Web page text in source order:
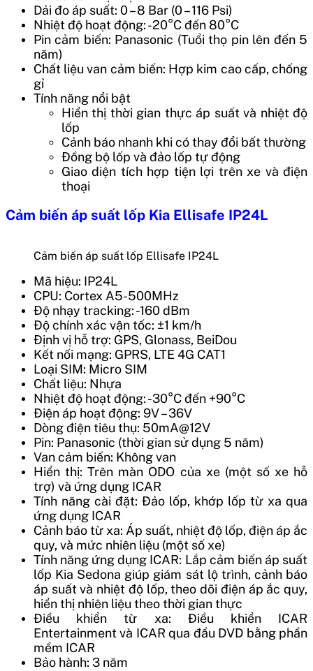
Dải đo áp suất: 0 – 8 Bar (0 – 116 Psi)
Nhiệt độ hoạt động: -20°C đến 80°C
Pin cảm biến: Panasonic (Tuổi thọ pin lên đến 5
năm)
Chất liệu van cảm biến: Hợp kim cao cấp, chống
gỉ
Tính năng nổi bật
Hiển thị thời gian thực áp suất và nhiệt độ
lốp
Cảnh báo nhanh khi có thay đổi bất thường
Đồng bộ lốp và đảo lốp tự động
Giao diện tích hợp tiện lợi trên xe và điện
thoại
Cảm biến áp suất lốp Kia Ellisafe IP24L
Cảm biến áp suất lốp Ellisafe IP24L
Mã hiệu: IP24L
CPU: Cortex A5-500MHz
Độ nhạy tracking: -160 dBm
Độ chính xác vận tốc: ±1 km/h
Định vị hỗ trợ: GPS, Glonass, BeiDou
Kết nối mạng: GPRS, LTE 4G CAT1
Loại SIM: Micro SIM
Chất liệu: Nhựa
Nhiệt độ hoạt động: -30°C đến +90°C
Điện áp hoạt động: 9V – 36V
Dòng điện tiêu thụ: 50mA@12V
Pin: Panasonic (thời gian sử dụng 5 năm)
Van cảm biến: Không van
Hiển thị: Trên màn ODO của xe (một số xe hỗ
trợ) và ứng dụng ICAR
Tính năng cài đặt: Đảo lốp, khớp lốp từ xa qua
ứng dụng ICAR
Cảnh báo từ xa: Áp suất, nhiệt độ lốp, điện áp ắc
quy, và mức nhiên liệu (một số xe)
Tính năng ứng dụng ICAR: Lắp cảm biến áp suất
lốp Kia Sedona giúp giám sát lộ trình, cảnh báo
áp suất và nhiệt độ lốp, theo dõi điện áp ắc quy,
hiển thị nhiên liệu theo thời gian thực
Điều khiển từ xa: Điều khiển ICAR
Entertainment và ICAR qua đầu DVD bằng phần
mềm ICAR
Bảo hành: 3 năm